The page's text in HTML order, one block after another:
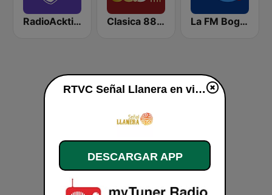
RadioAcktiva Bogotá Clasica 88.5 La FM Bogotá
RTVC Señal Llanera en vivo
DESCARGAR APP